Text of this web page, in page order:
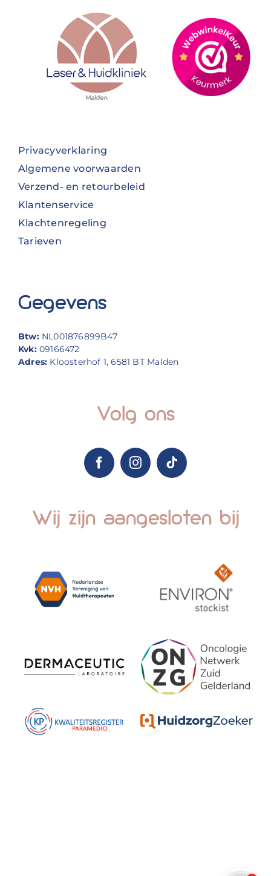
Privacyverklaring
Algemene voorwaarden
Verzend- en retourbeleid
Klantenservice
Klachtenregeling
Tarieven
Gegevens
Btw: NL001876899B47
Kvk:09166472
Adres: Kloosterhof 1, 6581 BT Malden
Volg ons
Wij zijn aangesloten bij